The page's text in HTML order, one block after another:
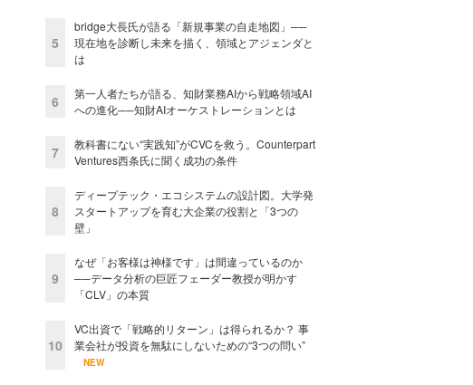
5
bridge大長氏が語る「新規事業の自走地図」──
現在地を診断し未来を描く、領域とアジェンダと
は
6
第一人者たちが語る、知財業務AIから戦略領域AI
への進化──知財AIオーケストレーションとは
7
教科書にない“実践知”がCVCを救う。Counterpart
Ventures西条氏に聞く成功の条件
8
ディープテック・エコシステムの設計図。大学発
スタートアップを育む大企業の役割と「3つの
壁」
9
なぜ「お客様は神様です」は間違っているのか
──データ分析の巨匠フェーダー教授が明かす
「CLV」の本質
10
VC出資で「戦略的リターン」は得られるか？ 事
業会社が投資を無駄にしないための“3つの問い”
NEW